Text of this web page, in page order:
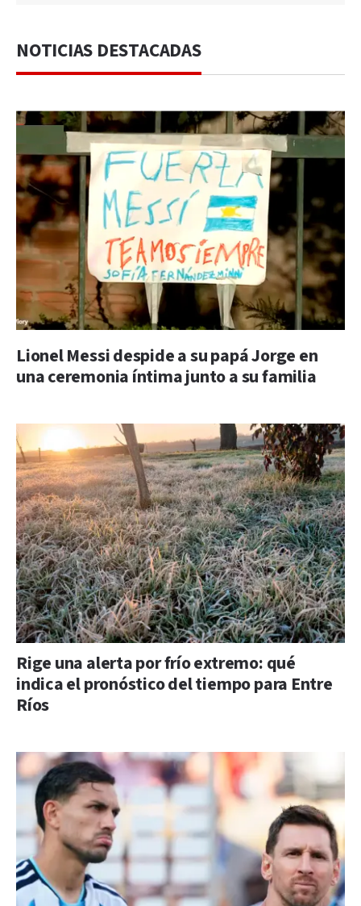
NOTICIAS DESTACADAS
Lionel Messi despide a su papá Jorge en
una ceremonia íntima junto a su familia
Rige una alerta por frío extremo: qué
indica el pronóstico del tiempo para Entre
Ríos